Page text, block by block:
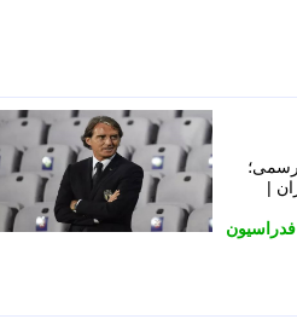
رسمی؛
|
فدراسیون